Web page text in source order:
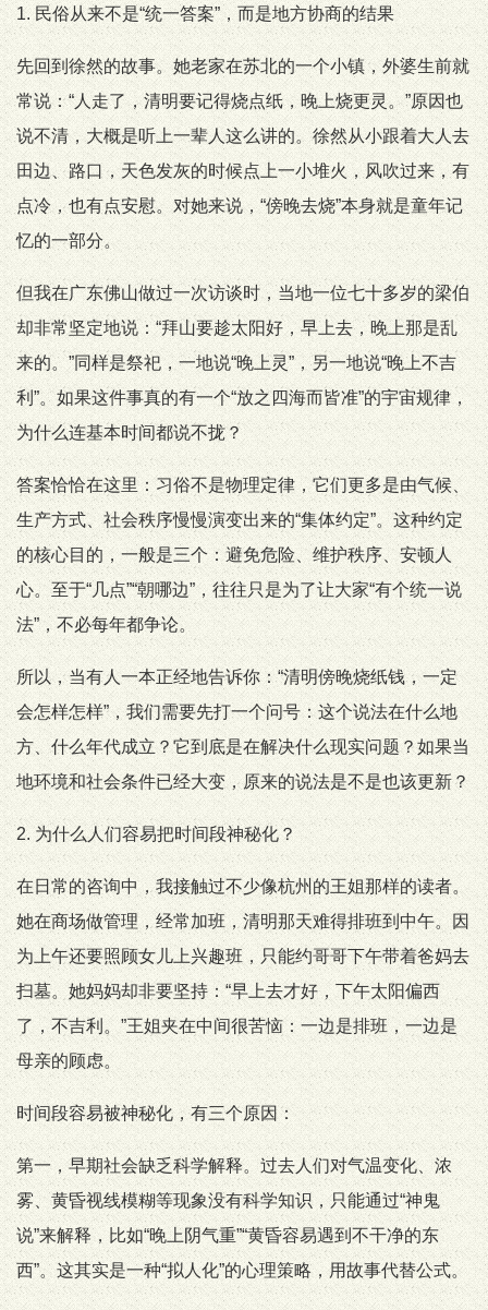
1. 民俗从来不是“统一答案”，而是地方协商的结果
先回到徐然的故事。她老家在苏北的一个小镇，外婆生前就
常说：“人走了，清明要记得烧点纸，晚上烧更灵。”原因也
说不清，大概是听上一辈人这么讲的。徐然从小跟着大人去
田边、路口，天色发灰的时候点上一小堆火，风吹过来，有
点冷，也有点安慰。对她来说，“傍晚去烧”本身就是童年记
忆的一部分。
但我在广东佛山做过一次访谈时，当地一位七十多岁的梁伯
却非常坚定地说：“拜山要趁太阳好，早上去，晚上那是乱
来的。”同样是祭祀，一地说“晚上灵”，另一地说“晚上不吉
利”。如果这件事真的有一个“放之四海而皆准”的宇宙规律，
为什么连基本时间都说不拢？
答案恰恰在这里：习俗不是物理定律，它们更多是由气候、
生产方式、社会秩序慢慢演变出来的“集体约定”。这种约定
的核心目的，一般是三个：避免危险、维护秩序、安顿人
心。至于“几点”“朝哪边”，往往只是为了让大家“有个统一说
法”，不必每年都争论。
所以，当有人一本正经地告诉你：“清明傍晚烧纸钱，一定
会怎样怎样”，我们需要先打一个问号：这个说法在什么地
方、什么年代成立？它到底是在解决什么现实问题？如果当
地环境和社会条件已经大变，原来的说法是不是也该更新？
2. 为什么人们容易把时间段神秘化？
在日常的咨询中，我接触过不少像杭州的王姐那样的读者。
她在商场做管理，经常加班，清明那天难得排班到中午。因
为上午还要照顾女儿上兴趣班，只能约哥哥下午带着爸妈去
扫墓。她妈妈却非要坚持：“早上去才好，下午太阳偏西
了，不吉利。”王姐夹在中间很苦恼：一边是排班，一边是
母亲的顾虑。
时间段容易被神秘化，有三个原因：
第一，早期社会缺乏科学解释。过去人们对气温变化、浓
雾、黄昏视线模糊等现象没有科学知识，只能通过“神鬼
说”来解释，比如“晚上阴气重”“黄昏容易遇到不干净的东
西”。这其实是一种“拟人化”的心理策略，用故事代替公式。